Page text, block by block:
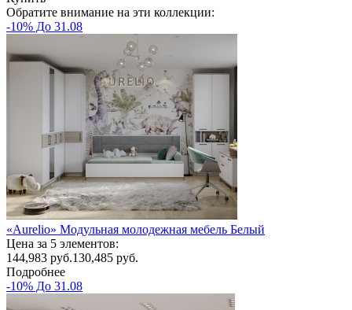
Обратите внимание на эти коллекции:
-10% До 31.08
«Aurelio» Модульная молодежная мебель Белый
Цена за 5 элементов:
144,983 руб.130,485 руб.
Подробнее
-10% До 31.08